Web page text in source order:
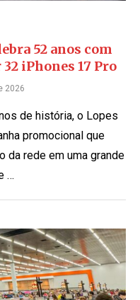
52 anos com
iPhones 17 Pro
2026
de história, o Lopes
promocional que
da rede em uma grande
…